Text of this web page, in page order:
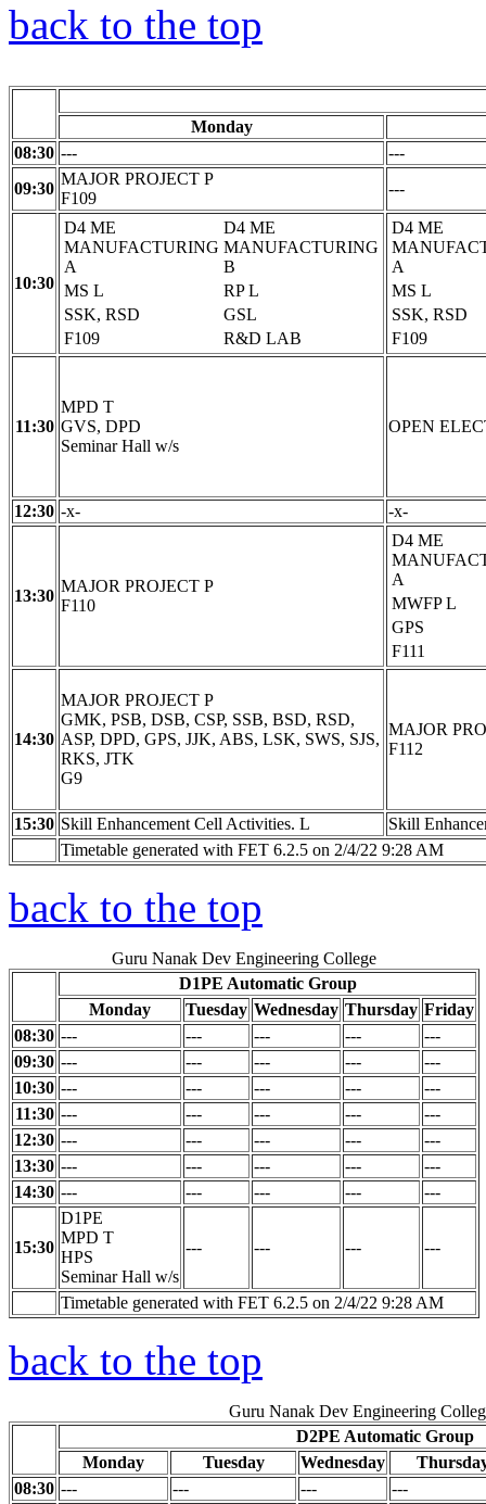
back to the top
Monday
08:30 ---
---
09:30
MAJOR PROJECT P
F109
---
10:30
D4 ME
MANUFACTURING
A
D4 ME
MANUFACTURING
B
MS L
RP L
SSK, RSD
GSL
F109
R&D LAB
D4 ME
A
MS L
SSK, RSD
F109
11:30
MPD T
GVS, DPD
Seminar Hall w/s
OPEN
12:30 -x- -x-
13:30
MAJOR PROJECT P
F110
D4 ME
A
MWFP L
GPS
F111
14:30
MAJOR PROJECT P
GMK, PSB, DSB, CSP, SSB, BSD, RSD,
ASP, DPD, GPS, JJK, ABS, LSK, SWS, SJS,
RKS, JTK
G9
MAJOR
F112
15:30 Skill Enhancement Cell Activities. L
Skill
Timetable generated with FET 6.2.5 on 2/4/22 9:28 AM
back to the top
Guru Nanak Dev Engineering College
D1PE Automatic Group
Monday
Tuesday Wednesday Thursday Friday
08:30 --- --- --- ---
---
09:30 --- --- --- ---
---
10:30 --- --- --- ---
---
11:30 --- --- --- ---
---
12:30 --- --- --- ---
---
13:30 --- --- --- ---
---
14:30 --- --- --- --- ---
15:30
D1PE
MPD T
HPS
Seminar Hall w/s
--- --- --- ---
Timetable generated with FET 6.2.5 on 2/4/22 9:28 AM
back to the top
Guru Nanak Dev Engineering
D2PE Automatic Group
Monday
Tuesday Wednesday
08:30 --- --- --- ---